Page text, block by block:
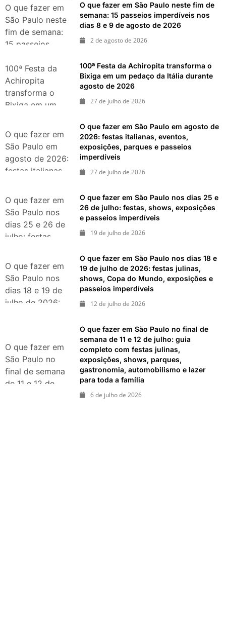
O que fazer em
São Paulo neste
fim de semana:
15 passeios
dias 8 e 9 de
agosto de 2026
O que fazer em São Paulo neste fim de
semana: 15 passeios imperdíveis nos
dias 8 e 9 de agosto de 2026
2 de agosto de 2026
100ª Festa da
Achiropita
transforma o
Bixiga em um
durante agosto
de 2026
100ª Festa da Achiropita transforma o
Bixiga em um pedaço da Itália durante
agosto de 2026
27 de julho de 2026
O que fazer em
São Paulo em
agosto de 2026:
festas italianas,
exposições,
parques e
passeios
imperdíveis
O que fazer em São Paulo em agosto de
2026: festas italianas, eventos,
exposições, parques e passeios
imperdíveis
27 de julho de 2026
O que fazer em
São Paulo nos
dias 25 e 26 de
julho: festas,
exposições e
passeios
imperdíveis
O que fazer em São Paulo nos dias 25 e
26 de julho: festas, shows, exposições
e passeios imperdíveis
19 de julho de 2026
O que fazer em
São Paulo nos
dias 18 e 19 de
julho de 2026:
exposições e
passeios
imperdíveis
O que fazer em São Paulo nos dias 18 e
19 de julho de 2026: festas julinas,
shows, Copa do Mundo, exposições e
passeios imperdíveis
12 de julho de 2026
O que fazer em
São Paulo no
final de semana
de 11 e 12 de
O que fazer em São Paulo no final de
semana de 11 e 12 de julho: guia
completo com festas julinas,
exposições, shows, parques,
gastronomia, automobilismo e lazer
para toda a família
6 de julho de 2026